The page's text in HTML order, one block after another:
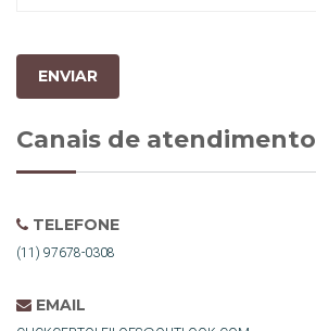
ENVIAR
Canais de atendimento
TELEFONE
(11) 97678-0308
EMAIL